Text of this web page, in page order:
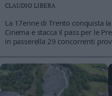
La 17enne di Trento conquista
Cinema e stacca il pass per le
In passerella 29 concorrenti
CLAUDIO LIBERA